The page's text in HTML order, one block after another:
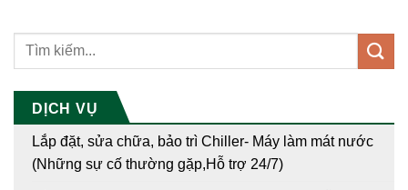
DỊCH VỤ
Lắp đặt, sửa chữa, bảo trì Chiller- Máy làm mát nước
(Những sự cố thường gặp,Hỗ trợ 24/7)